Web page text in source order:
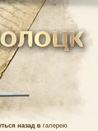
назад в галерею